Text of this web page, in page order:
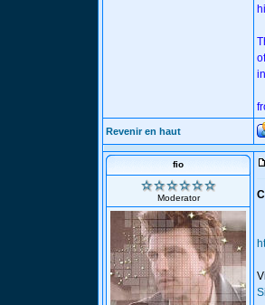
Revenir en haut
fio
Moderator